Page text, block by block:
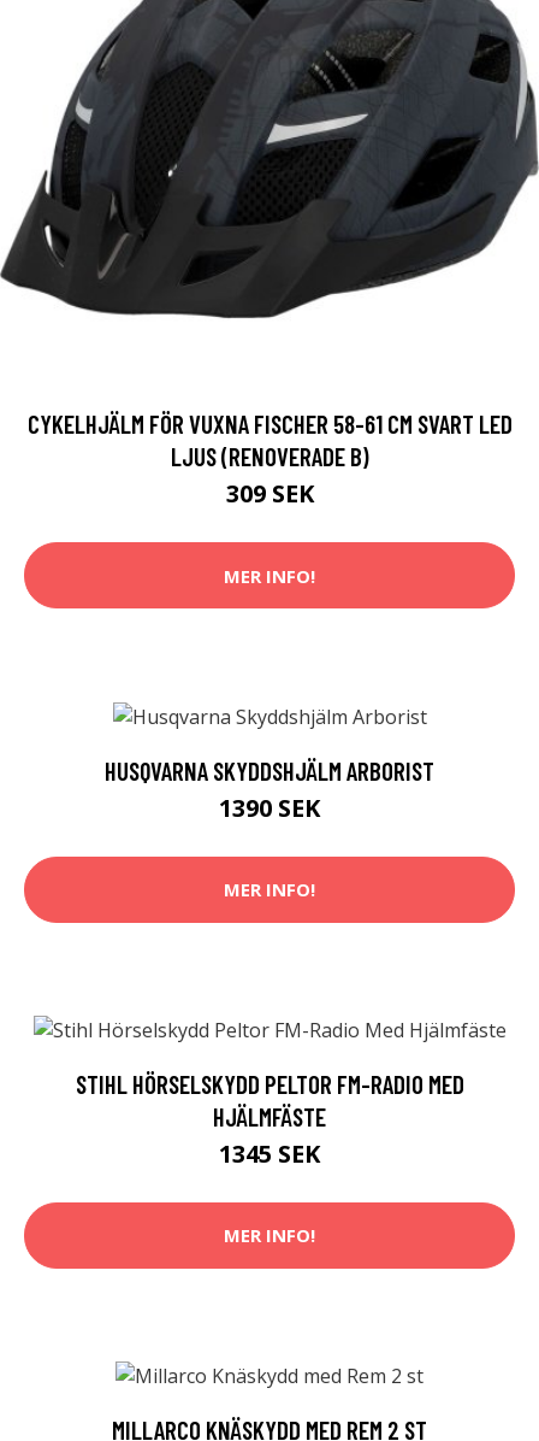
CYKELHJÄLM FÖR VUXNA FISCHER 58-61 CM SVART LED
LJUS (RENOVERADE B)
309 SEK
MER INFO!
HUSQVARNA SKYDDSHJÄLM ARBORIST
1390 SEK
MER INFO!
STIHL HÖRSELSKYDD PELTOR FM-RADIO MED
HJÄLMFÄSTE
1345 SEK
MER INFO!
MILLARCO KNÄSKYDD MED REM 2 ST